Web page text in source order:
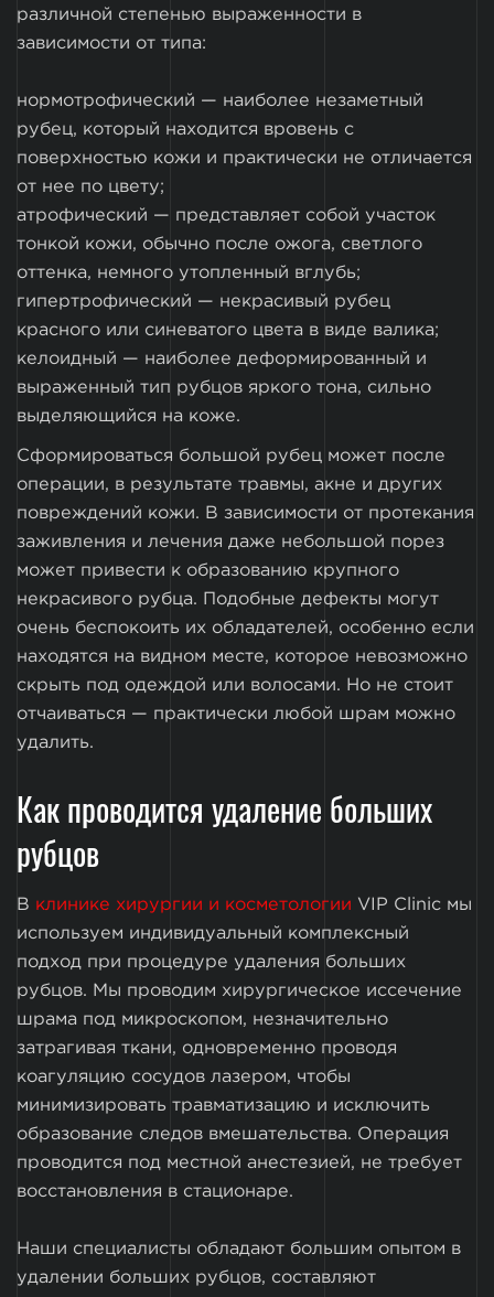
различной степенью выраженности в
зависимости от типа:
нормотрофический — наиболее незаметный
рубец, который находится вровень с
поверхностью кожи и практически не отличается
от нее по цвету;
атрофический — представляет собой участок
тонкой кожи, обычно после ожога, светлого
оттенка, немного утопленный вглубь;
гипертрофический — некрасивый рубец
красного или синеватого цвета в виде валика;
келоидный — наиболее деформированный и
выраженный тип рубцов яркого тона, сильно
выделяющийся на коже.
Сформироваться большой рубец может после
операции, в результате травмы, акне и других
повреждений кожи. В зависимости от протекания
заживления и лечения даже небольшой порез
может привести к образованию крупного
некрасивого рубца. Подобные дефекты могут
очень беспокоить их обладателей, особенно если
находятся на видном месте, которое невозможно
скрыть под одеждой или волосами. Но не стоит
отчаиваться — практически любой шрам можно
удалить.
Как проводится удаление больших
рубцов
В клинике хирургии и косметологии VIP Clinic мы
используем индивидуальный комплексный
подход при процедуре удаления больших
рубцов. Мы проводим хирургическое иссечение
шрама под микроскопом, незначительно
затрагивая ткани, одновременно проводя
коагуляцию сосудов лазером, чтобы
минимизировать травматизацию и исключить
образование следов вмешательства. Операция
проводится под местной анестезией, не требует
восстановления в стационаре.
Наши специалисты обладают большим опытом в
удалении больших рубцов, составляют